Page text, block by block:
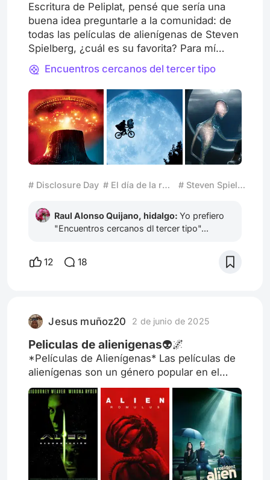
Escritura de Peliplat, pensé que sería una
buena idea preguntarle a la comunidad: de
todas las películas de alienígenas de Steven
Spielberg, ¿cuál es su favorita? Para mí
tiene que ser E.T.. Me encanta la criatura y
la historia es muy entrañable. Aunque
Encuentros cercanos del tercer tipo también
es excelente. Y díganme también: ¿qué
expectativas tienen para El día de la
revelación?
Encuentros cercanos del tercer tipo
# Disclosure Day # El día de la revelación # Steven Spielberg
Raul Alonso Quijano, hidalgo:Yo prefiero
"Encuentros cercanos dl tercer tipo"...
12 18
Jesus muñoz20 2 de junio de 2025
Peliculas de alienigenas👽🌌
*Películas de Alienígenas* Las películas de
alienígenas son un género popular en el
cine que explora la idea de vida
extraterrestre y su impacto en la humanidad.